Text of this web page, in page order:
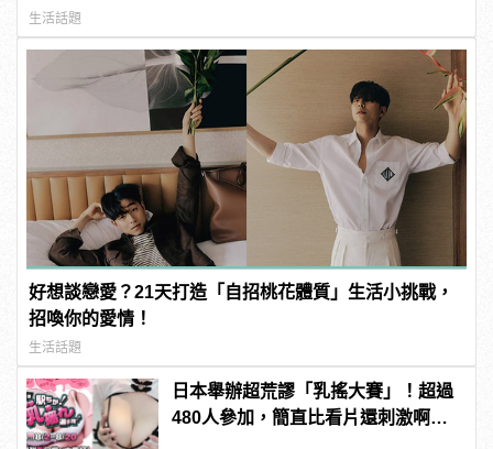
生活話題
好想談戀愛？21天打造「自招桃花體質」生活小挑戰，
招喚你的愛情！
生活話題
日本舉辦超荒謬「乳搖大賽」！超過
480人參加，簡直比看片還刺激啊！ |